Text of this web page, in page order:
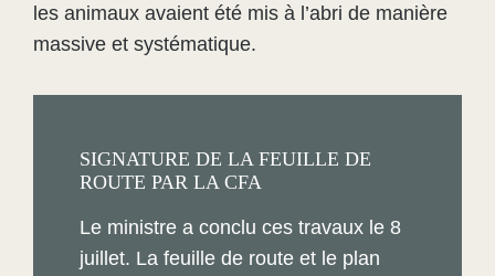
les animaux avaient été mis à l’abri de manière
massive et systématique.
SIGNATURE DE LA FEUILLE DE
ROUTE PAR LA CFA
Le ministre a conclu ces travaux le 8
juillet. La feuille de route et le plan